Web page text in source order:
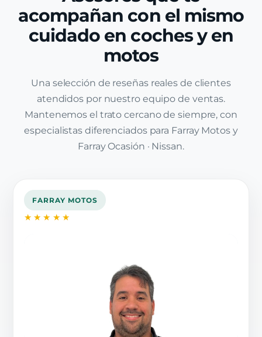
acompañan con el mismo
cuidado en coches y en
motos
Una selección de reseñas reales de clientes
atendidos por nuestro equipo de ventas.
Mantenemos el trato cercano de siempre, con
especialistas diferenciados para Farray Motos y
Farray Ocasión · Nissan.
FARRAY MOTOS
★★★★★